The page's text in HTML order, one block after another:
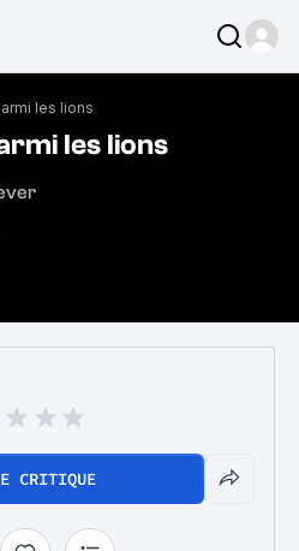
les lions
les lions
CRITIQUE